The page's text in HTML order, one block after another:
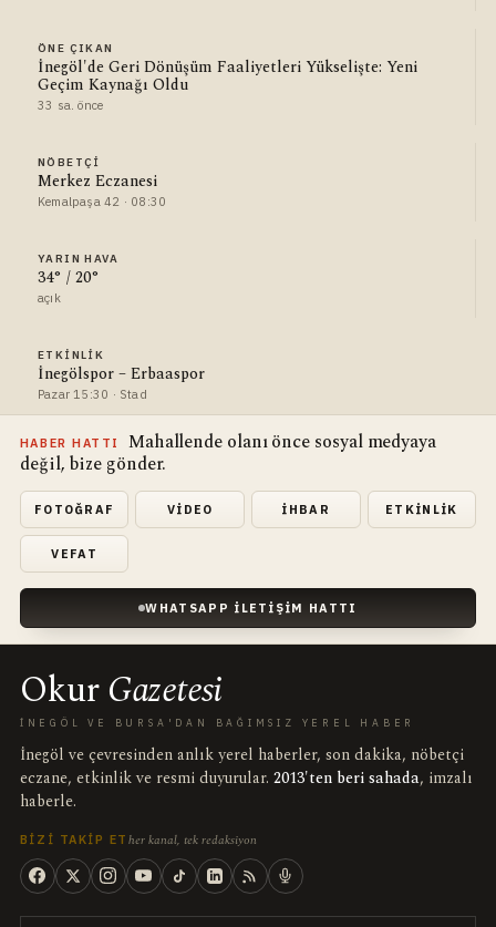
ÖNE ÇIKAN
İnegöl'de Geri Dönüşüm Faaliyetleri Yükselişte: Yeni
Geçim Kaynağı Oldu
33 sa. önce
NÖBETÇI
Merkez Eczanesi
Kemalpaşa 42 · 08:30
YARIN HAVA
34° / 20°
açık
ETKINLIK
İnegölspor – Erbaaspor
Pazar 15:30 · Stad
HABER HATTI
Mahallende olanı önce sosyal medyaya
değil, bize gönder.
FOTOĞRAF VIDEO İHBAR ETKINLIK
VEFAT
WHATSAPP İLETIŞIM HATTI
OkurGazetesi
İNEGÖL VE BURSA'DAN BAĞIMSIZ YEREL HABER
İnegöl ve çevresinden anlık yerel haberler, son dakika, nöbetçi
eczane, etkinlik ve resmi duyurular. 2013'ten beri sahada, imzalı
haberle.
BIZI TAKIP ET her kanal, tek redaksiyon